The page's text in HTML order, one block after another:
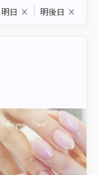
明日 × 明後日 ×